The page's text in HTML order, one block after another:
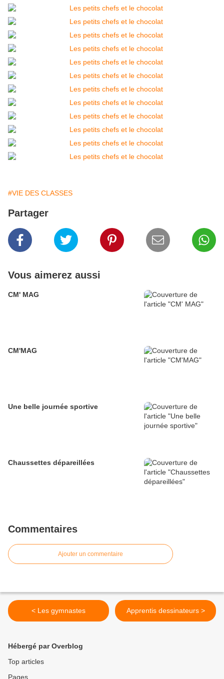
#VIE DES CLASSES
Partager
Vous aimerez aussi
CM' MAG
CM'MAG
Une belle journée sportive
Chaussettes dépareillées
Commentaires
Ajouter un commentaire
< Les gymnastes Apprentis dessinateurs >
Hébergé par Overblog
Top articles
Pages